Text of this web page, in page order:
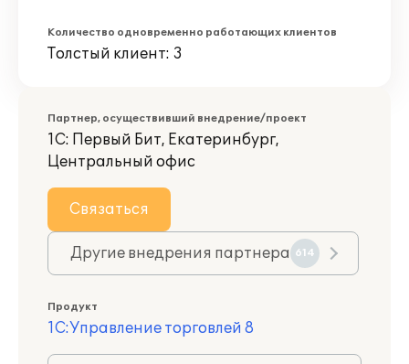
Количество одновременно работающих клиентов
Толстый клиент: 3
Партнер, осуществивший внедрение/проект
1С: Первый Бит, Екатеринбург,
Центральный офис
Связаться
Другие внедрения партнера 614
Продукт
1С:Управление торговлей 8